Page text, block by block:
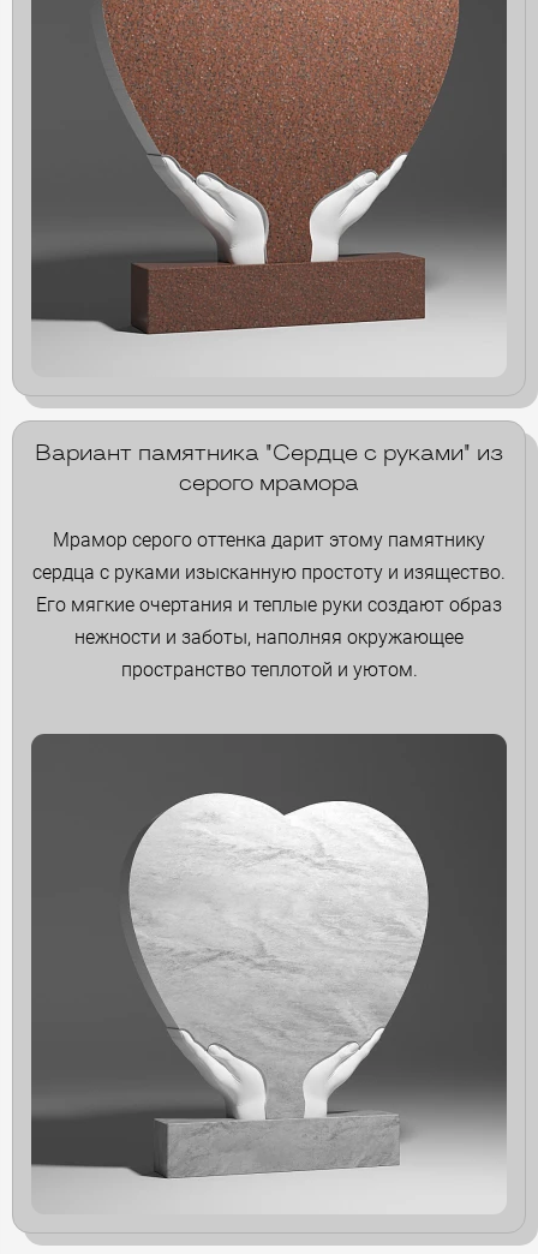
Вариант памятника "Сердце с руками" из
серого мрамора
Мрамор серого оттенка дарит этому памятнику
сердца с руками изысканную простоту и изящество.
Его мягкие очертания и теплые руки создают образ
нежности и заботы, наполняя окружающее
пространство теплотой и уютом.